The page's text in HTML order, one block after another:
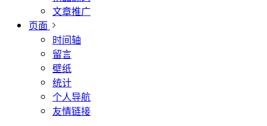
文章推广
页面
时间轴
留言
壁纸
统计
个人导航
友情链接